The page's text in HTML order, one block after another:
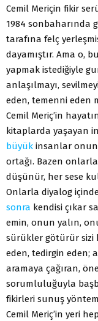
Cemil Meriçin fikir
1984 sonbaharında
tarafına felç
dayamıştır. Ama o,
yapmak istediğiyle
anlaşılmayı,
eden, temenni eden
Cemil Meriç’in
kitaplarda yaşayan
büyük insanlar
ortağı. Bazen
düşünür, her sese
Onlarla diyalog
sonra kendisi çıkar
emin, onun yalın,
sürükler götürür sizi
eden, tedirgin eden;
aramaya çağıran,
sorumluluğuyla
fikirleri sunuş
Cemil Meriç’in yeri